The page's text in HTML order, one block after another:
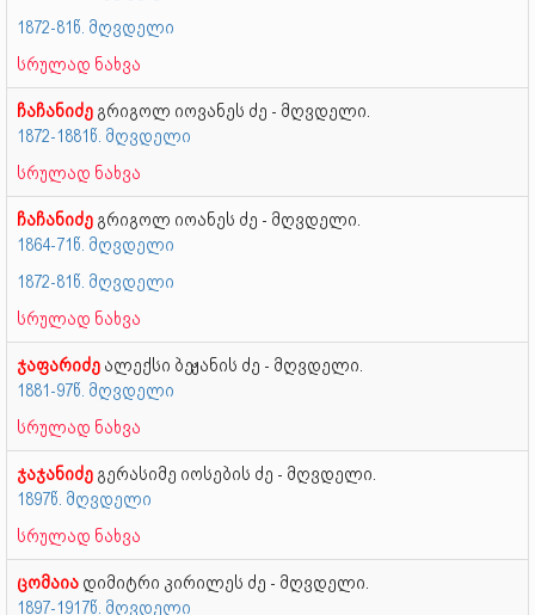
1872-81წ. მღვდელი
სრულად ნახვა
ჩაჩანიძე გრიგოლ იოვანეს ძე - მღვდელი.
1872-1881წ. მღვდელი
სრულად ნახვა
ჩაჩანიძე გრიგოლ იოანეს ძე - მღვდელი.
1864-71წ. მღვდელი
1872-81წ. მღვდელი
სრულად ნახვა
ჯაფარიძე ალექსი ბეჟანის ძე - მღვდელი.
1881-97წ. მღვდელი
სრულად ნახვა
ჯაჯანიძე გერასიმე იოსების ძე - მღვდელი.
1897წ. მღვდელი
სრულად ნახვა
ცომაია დიმიტრი კირილეს ძე - მღვდელი.
1897-1917წ. მღვდელი